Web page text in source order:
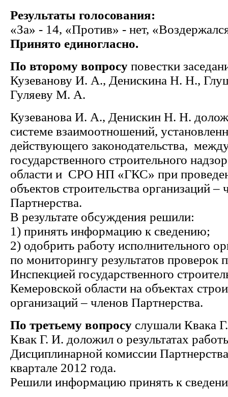
Результаты голосования:
«За» - 14, «Против» - нет,
Принято единогласно.
По второму вопросу повестки
Кузеванову И. А., Денискина Н. Н.,
Гуляеву М. А.
Кузеванова И. А., Денискин Н. Н.
системе взаимоотношений,
действующего законодательства,
государственного строительного
области и СРО НП «ГКС» при
объектов строительства организаций –
Партнерства.
В результате обсуждения решили:
1) принять информацию к сведению;
2) одобрить работу исполнительного
по мониторингу результатов проверок
Инспекцией государственного
Кемеровской области на объектах
организаций – членов Партнерства.
По третьему вопросу слушали Квака
Квак Г. И. доложил о результатах
Дисциплинарной комиссии
квартале 2012 года.
Решили информацию принять к